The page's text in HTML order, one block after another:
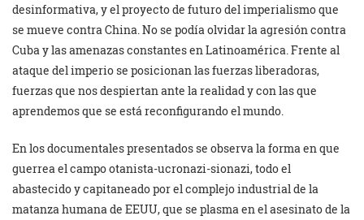
desinformativa, y el proyecto de futuro del imperialismo que
se mueve contra China. No se podía olvidar la agresión contra
Cuba y las amenazas constantes en Latinoamérica. Frente al
ataque del imperio se posicionan las fuerzas liberadoras,
fuerzas que nos despiertan ante la realidad y con las que
aprendemos que se está reconfigurando el mundo.
En los documentales presentados se observa la forma en que
guerrea el campo otanista-ucronazi-sionazi, todo el
abastecido y capitaneado por el complejo industrial de la
matanza humana de EEUU, que se plasma en el asesinato de la